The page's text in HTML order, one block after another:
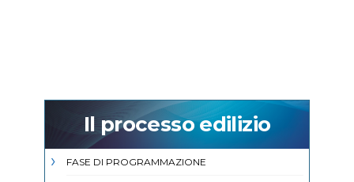
Il processo edilizio
FASE DI PROGRAMMAZIONE